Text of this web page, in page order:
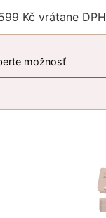
Kč vrátane DPH